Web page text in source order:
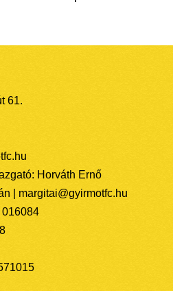
61.
Horváth Ernő
| margitai@gyirmotfc.hu